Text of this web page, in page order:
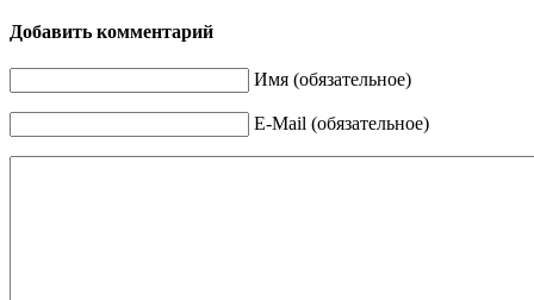
Добавить комментарий
Имя (обязательное)
E-Mail (обязательное)